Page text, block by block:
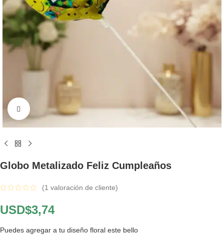
Click to enlarge
Globo Metalizado Feliz Cumpleaños
(1 valoración de cliente)
USD$3,74
Puedes agregar a tu diseño floral este bello